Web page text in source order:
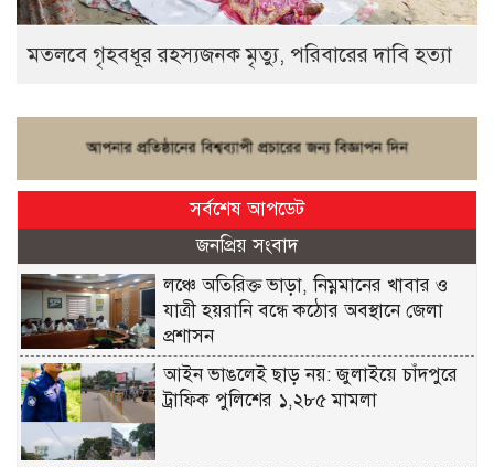
মতলবে গৃহবধূর রহস্যজনক মৃত্যু, পরিবারের দাবি হত্যা
সর্বশেষ আপডেট
জনপ্রিয় সংবাদ
লঞ্চে অতিরিক্ত ভাড়া, নিম্নমানের খাবার ও
যাত্রী হয়রানি বন্ধে কঠোর অবস্থানে জেলা
প্রশাসন
আইন ভাঙলেই ছাড় নয়: জুলাইয়ে চাঁদপুরে
ট্রাফিক পুলিশের ১,২৮৫ মামলা